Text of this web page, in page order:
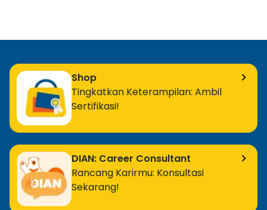
Shop
Tingkatkan Keterampilan: Ambil
Sertifikasi!
DIAN: Career Consultant
Rancang Karirmu: Konsultasi
Sekarang!